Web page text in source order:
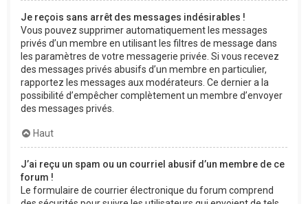
Je reçois sans arrêt des messages indésirables !
Vous pouvez supprimer automatiquement les messages
privés d’un membre en utilisant les filtres de message dans
les paramètres de votre messagerie privée. Si vous recevez
des messages privés abusifs d’un membre en particulier,
rapportez les messages aux modérateurs. Ce dernier a la
possibilité d’empêcher complètement un membre d’envoyer
des messages privés.
Haut
J’ai reçu un spam ou un courriel abusif d’un membre de ce
forum !
Le formulaire de courrier électronique du forum comprend